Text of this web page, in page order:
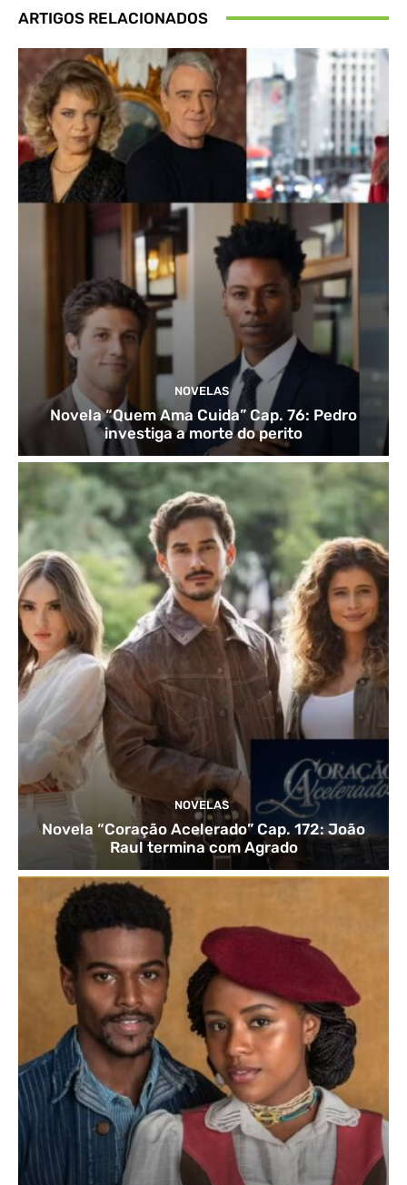
ARTIGOS RELACIONADOS
NOVELAS
Novela “Quem Ama Cuida” Cap. 76: Pedro
investiga a morte do perito
NOVELAS
Novela “Coração Acelerado” Cap. 172: João
Raul termina com Agrado